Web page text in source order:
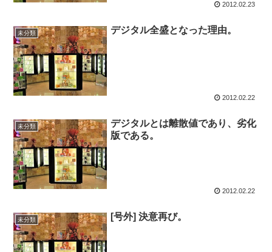
2012.02.23
未分類 デジタル全盛となった理由。
2012.02.22
未分類
デジタルとは離散値であり、劣化
版である。
2012.02.22
未分類 [号外] 決意再び。